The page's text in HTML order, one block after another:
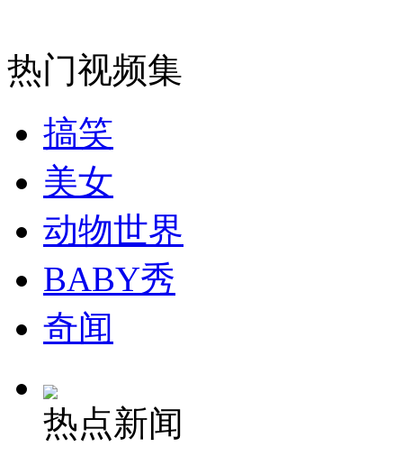
纽约上演“枕头大战”
司机酒驾遇交警 急速倒车逃窜
热门视频集
搞笑
美女
动物世界
BABY秀
奇闻
热点新闻